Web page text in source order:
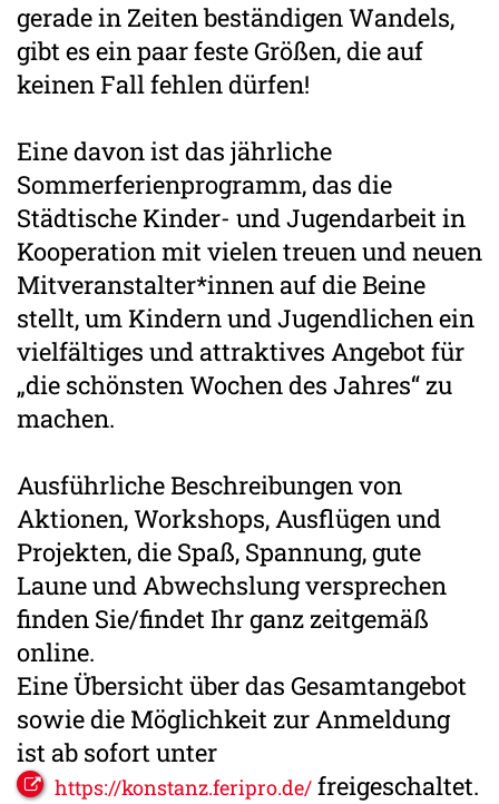
gerade in Zeiten beständigen Wandels,
gibt es ein paar feste Größen, die auf
keinen Fall fehlen dürfen!
Eine davon ist das jährliche
Sommerferienprogramm, das die
Städtische Kinder- und Jugendarbeit in
Kooperation mit vielen treuen und neuen
Mitveranstalter*innen auf die Beine
stellt, um Kindern und Jugendlichen ein
vielfältiges und attraktives Angebot für
„die schönsten Wochen des Jahres“ zu
machen.
Ausführliche Beschreibungen von
Aktionen, Workshops, Ausflügen und
Projekten, die Spaß, Spannung, gute
Laune und Abwechslung versprechen
finden Sie/findet Ihr ganz zeitgemäß
online.
Eine Übersicht über das Gesamtangebot
sowie die Möglichkeit zur Anmeldung
ist ab sofort unter
https://konstanz.feripro.de/ freigeschaltet.